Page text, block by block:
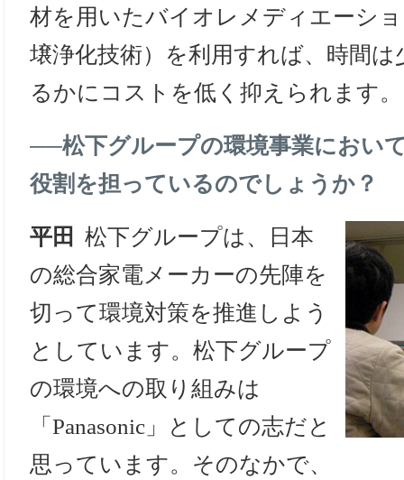
材を用いたバイオレメディエーシ
壌浄化技術）を利用すれば、時間
るかにコストを低く抑えられます。
──松下グループの環境事業におい
役割を担っているのでしょうか？
平田 松下グループは、日本
の総合家電メーカーの先陣を
切って環境対策を推進しよう
としています。松下グループ
の環境への取り組みは
「Panasonic」としての志だと
思っています。そのなかで、